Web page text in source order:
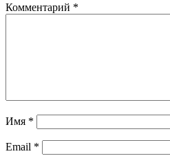
Комментарий *
Имя *
Email *